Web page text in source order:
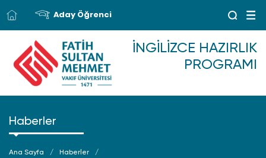
Aday Öğrenci
İNGILIZCE HAZIRLIK
PROGRAMI
Haberler
Ana Sayfa
Haberler